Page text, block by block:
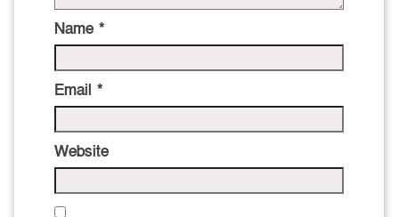
Name *
Email *
Website